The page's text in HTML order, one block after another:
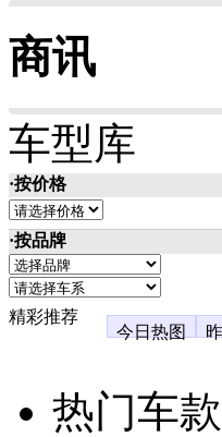
商讯
车型库
·按价格
·按品牌
精彩推荐
今日热图
热门车